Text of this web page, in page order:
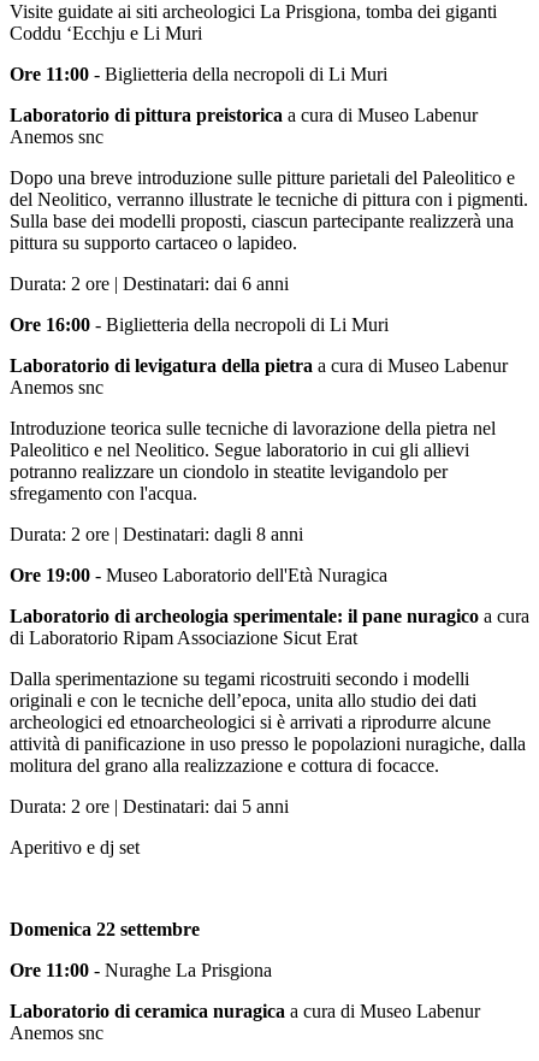
Visite guidate ai siti archeologici La Prisgiona, tomba dei giganti
Coddu ‘Ecchju e Li Muri
Ore 11:00 - Biglietteria della necropoli di Li Muri
Laboratorio di pittura preistorica a cura di Museo Labenur
Anemos snc
Dopo una breve introduzione sulle pitture parietali del Paleolitico e
del Neolitico, verranno illustrate le tecniche di pittura con i pigmenti.
Sulla base dei modelli proposti, ciascun partecipante realizzerà una
pittura su supporto cartaceo o lapideo.
Durata: 2 ore | Destinatari: dai 6 anni
Ore 16:00 - Biglietteria della necropoli di Li Muri
Laboratorio di levigatura della pietra a cura di Museo Labenur
Anemos snc
Introduzione teorica sulle tecniche di lavorazione della pietra nel
Paleolitico e nel Neolitico. Segue laboratorio in cui gli allievi
potranno realizzare un ciondolo in steatite levigandolo per
sfregamento con l'acqua.
Durata: 2 ore | Destinatari: dagli 8 anni
Ore 19:00 - Museo Laboratorio dell'Età Nuragica
Laboratorio di archeologia sperimentale: il pane nuragico a cura
di Laboratorio Ripam Associazione Sicut Erat
Dalla sperimentazione su tegami ricostruiti secondo i modelli
originali e con le tecniche dell’epoca, unita allo studio dei dati
archeologici ed etnoarcheologici si è arrivati a riprodurre alcune
attività di panificazione in uso presso le popolazioni nuragiche, dalla
molitura del grano alla realizzazione e cottura di focacce.
Durata: 2 ore | Destinatari: dai 5 anni
Aperitivo e dj set
Domenica 22 settembre
Ore 11:00 - Nuraghe La Prisgiona
Laboratorio di ceramica nuragica a cura di Museo Labenur
Anemos snc